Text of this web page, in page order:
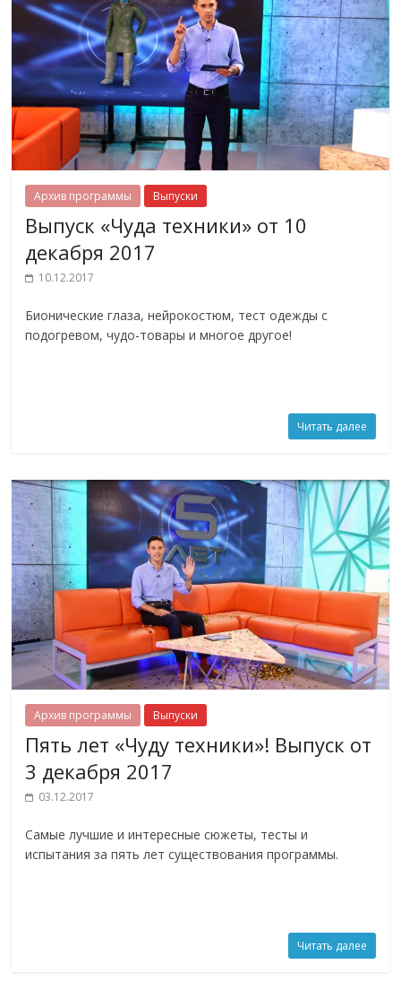
Архив программы Выпуски
Выпуск «Чуда техники» от 10
декабря 2017
10.12.2017
Бионические глаза, нейрокостюм, тест одежды с
подогревом, чудо-товары и многое другое!
Читать далее
Архив программы Выпуски
Пять лет «Чуду техники»! Выпуск от
3 декабря 2017
03.12.2017
Самые лучшие и интересные сюжеты, тесты и
испытания за пять лет существования программы.
Читать далее